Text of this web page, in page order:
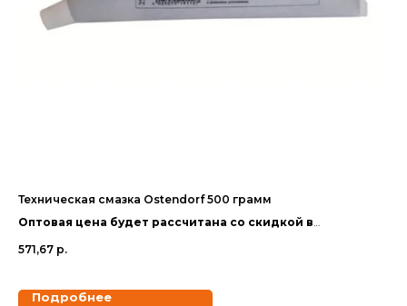
Техническая смазка Ostendorf 500 грамм
Оптовая цена будет рассчитана со скидкой в
571,67 р.
Подробнее